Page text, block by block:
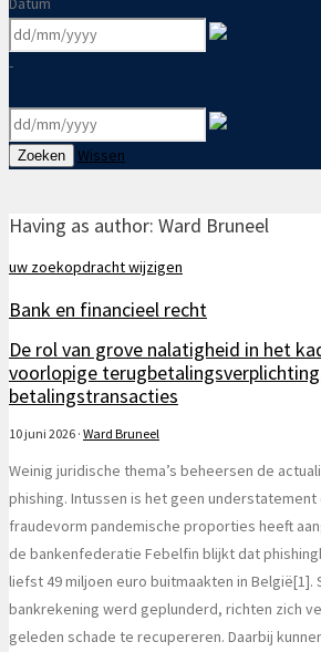
-
Zoeken Wissen
Having as author: Ward Bruneel
uw zoekopdracht wijzigen
Bank en financieel recht
De rol van grove nalatigheid in het
voorlopige
betalingstransacties
10 juni 2026 · Ward Bruneel
Weinig juridische thema’s beheersen de
phishing. Intussen is het geen
fraudevorm pandemische proporties heeft
de bankenfederatie Febelfin blijkt dat
liefst 49 miljoen euro buitmaakten in België[1].
bankrekening werd geplunderd, richten zich
geleden schade te recupereren. Daarbij